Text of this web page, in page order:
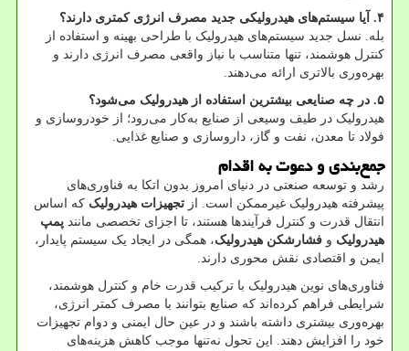
۴. آیا سیستم‌های هیدرولیکی جدید مصرف انرژی کمتری دارند؟
بله. نسل جدید سیستم‌های هیدرولیک با طراحی بهینه و استفاده از
کنترل هوشمند، تنها متناسب با نیاز واقعی مصرف انرژی دارند و
بهره‌وری بالاتری ارائه می‌دهند.
۵. در چه صنایعی بیشترین استفاده از هیدرولیک می‌شود؟
هیدرولیک در طیف وسیعی از صنایع به‌کار می‌رود؛ از خودروسازی و
فولاد تا معدن، نفت و گاز، داروسازی و صنایع غذایی.
جمع‌بندی و دعوت به اقدام
رشد و توسعه صنعتی در دنیای امروز بدون اتکا به فناوری‌های
پیشرفته هیدرولیک غیرممکن است. از تجهیزات هیدرولیک که اساس
انتقال قدرت و کنترل فرآیندها هستند، تا اجزای تخصصی مانند پمپ
هیدرولیک و فشارشکن هیدرولیک، همگی در ایجاد یک سیستم پایدار،
ایمن و اقتصادی نقش محوری دارند.
فناوری‌های نوین هیدرولیک با ترکیب قدرت خام و کنترل هوشمند،
شرایطی فراهم کرده‌اند که صنایع بتوانند با مصرف کمتر انرژی،
بهره‌وری بیشتری داشته باشند و در عین حال ایمنی و دوام تجهیزات
خود را افزایش دهند. این تحول نه‌تنها موجب کاهش هزینه‌های